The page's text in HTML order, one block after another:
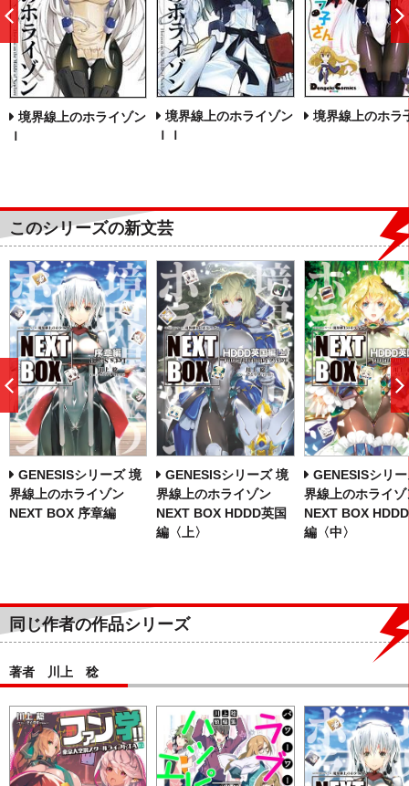
境界線上のホライゾン
Ｉ
境界線上のホライゾン
ＩＩ
境界線上のホラ
前
へ
このシリーズの新文芸
GENESISシリーズ 境
界線上のホライゾン
NEXT BOX 序章編
GENESISシリーズ 境
界線上のホライゾン
NEXT BOX HDDD英国
編〈上〉
GENESISシリ
界線上のホライゾ
NEXT BOX
編〈中〉
前
へ
同じ作者の作品シリーズ
著者 川上 稔